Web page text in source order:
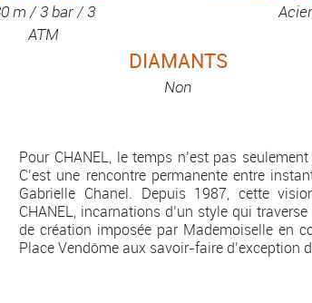
m / 3 bar / 3
ATM
DIAMANTS
Non
Pour CHANEL, le temps n’est pas
C’est une rencontre permanente entre
Gabrielle Chanel. Depuis 1987, cette
CHANEL, incarnations d’un style qui
de création imposée par Mademoiselle en
Place Vendôme aux savoir-faire